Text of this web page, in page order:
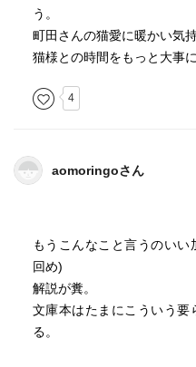
う。
町田さんの猫愛に暖かい気
猫様との時間をもっと大事
4
aomoringoさん
もうこんなこと言うのい
回め)
解説が糞。
文庫本はたまにこういう要
る。